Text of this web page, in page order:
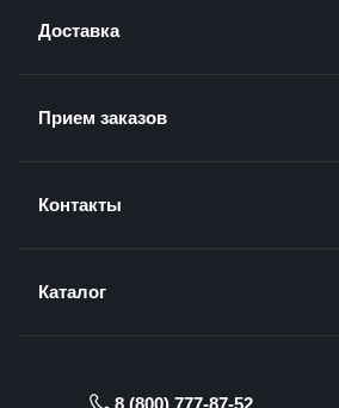
Доставка
Прием заказов
Контакты
Каталог
8 (800) 777-87-52